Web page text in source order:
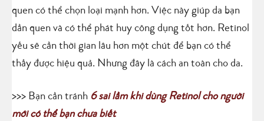
quen có thể chọn loại mạnh hơn. Việc này giúp da bạn
dần quen và có thể phát huy công dụng tốt hơn. Retinol
yếu sẽ cần thời gian lâu hơn một chút để bạn có thể
thấy được hiệu quả. Nhưng đây là cách an toàn cho da.
>>> Bạn cần tránh 6 sai lầm khi dùng Retinol cho người
mới có thể bạn chưa biết